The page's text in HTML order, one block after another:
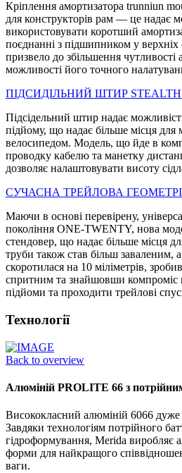
Кріплення амортизатора trunniun
для конструкторів рам — це надає
використовувати коротший
поєднанні з підшипником у верхніх
призвело до збільшення чутливості
можливості його точного
ПIДСИДIЛЬНИЙ ШТИР STEALTH
Підсідельний штир надає
підйому, що надає більше місця для
велосипедом. Модель, що йде в
проводку кабелю та манетку
дозволяє налаштовувати висоту
СУЧАСНА ТРЕЙЛОВА
Маючи в основі перевірену,
покоління ONE-TWENTY, нова
стендовер, що надає більше місця
труби також став більш заваленим,
скоротилася на 10 міліметрів,
спритним та знайшовши компроміс
підйоми та проходити трейлові
Технології
Back to overview
Алюміній PROLITE 66 з
Висококласний алюміній 6066
Завдяки технологіям потрійного
гідроформування, Merida виробляє
форми для найкращого
ваги.